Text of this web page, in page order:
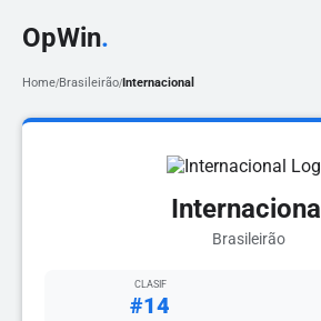
OpWin.
Home/Brasileirão/Internacional
Internacional
Brasileirão
CLASIF
#14